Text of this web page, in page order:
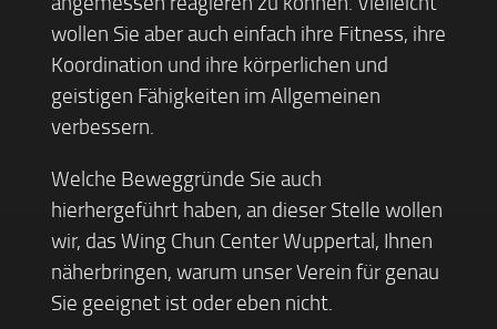
wollen Sie aber auch einfach ihre Fitness, ihre
Koordination und ihre körperlichen und
geistigen Fähigkeiten im Allgemeinen
verbessern.
Welche Beweggründe Sie auch
hierhergeführt haben, an dieser Stelle wollen
wir, das Wing Chun Center Wuppertal, Ihnen
näherbringen, warum unser Verein für genau
Sie geeignet ist oder eben nicht.